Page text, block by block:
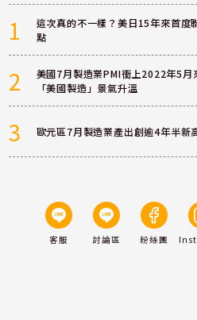
1
這次真的不一樣？美日15年來首度
點
2
美國7月製造業PMI衝上2022年5
「美國製造」景氣升溫
3 歐元區7月製造業產出創逾4年半新
客服 討論區 粉絲團